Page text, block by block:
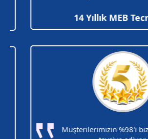
14 Yıllık MEB
Müşterilerimizin %98'i bizi